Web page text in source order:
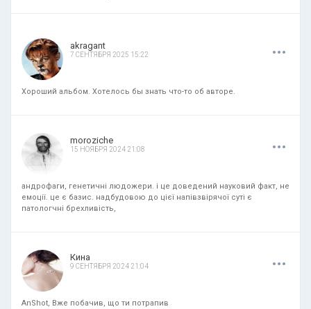
akragant
7 СЕНТЯБРЯ 2025 15:22 ...
Хороший альбом. Хотелось бы знать что-то об авторе.
moroziche
15 НОЯБРЯ 2024 21:08 ...
андрофаги, генетичні людожери. і це доведений науковий факт, не
емоції. це є базис. надбудовою до цієї напівзвірячої суті є
патологчні брехливість,
Кина
9 СЕНТЯБРЯ 2024 21:04 ...
AnShot, Вже побачив, що ти потрапив